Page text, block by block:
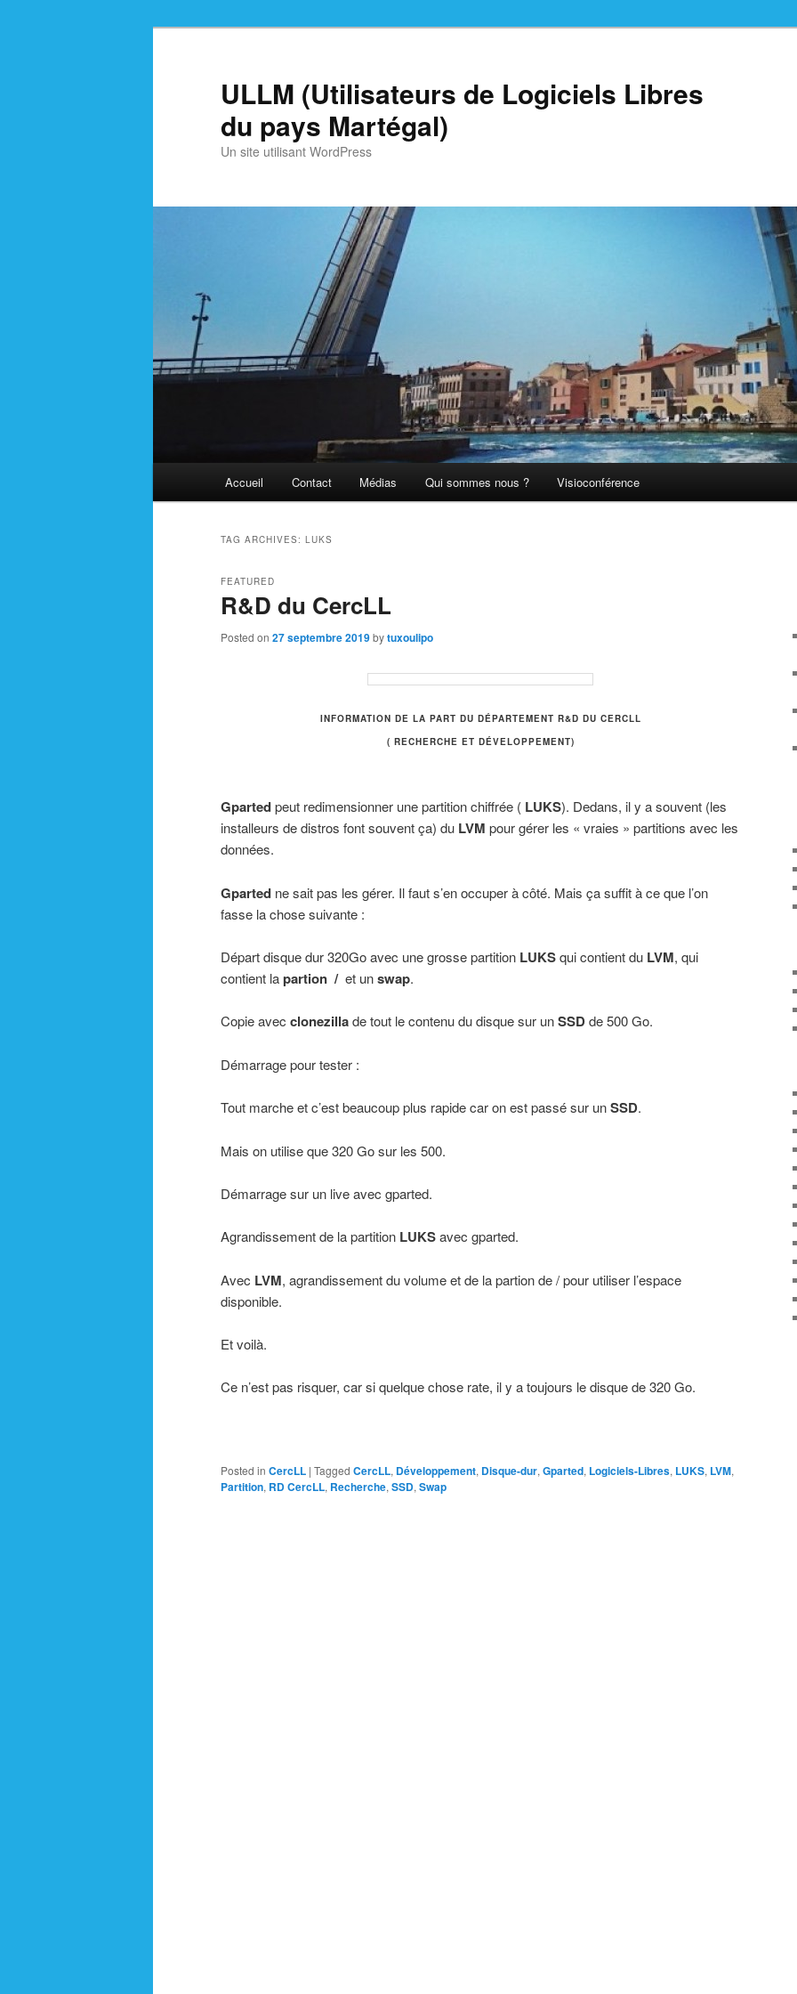
ULLM (Utilisateurs de Logiciels Libres
du pays Martégal)
Un site utilisant WordPress
Accueil Contact Médias Qui sommes nous ? Visioconférence
TAG ARCHIVES: LUKS
R&D du CercLL
FEATURED
Posted on 27 septembre 2019bytuxoulipo
INFORMATION DE LA PART DU DÉPARTEMENT R&D DU CERCLL
( RECHERCHE ET DÉVELOPPEMENT)
Gpartedpeut redimensionner une partition chiffrée ( LUKS). Dedans, il y a souvent (les
installeurs de distros font souvent ça) du LVM pour gérer les « vraies » partitions avec les
données.
Gparted ne sait pas les gérer. Il faut s’en occuper à côté. Mais ça suffit à ce que l’on
fasse la chose suivante :
Départ disque dur 320Go avec une grosse partition LUKSqui contient du LVM, qui
contient lapartion / et unswap.
Copie avec clonezillade tout le contenu du disque sur unSSDde 500 Go.
Démarrage pour tester :
Tout marche et c’est beaucoup plus rapide car on est passé sur unSSD.
Mais on utilise que 320 Go sur les 500.
Démarrage sur un live avec gparted.
Agrandissement de la partition LUKSavec gparted.
Avec LVM, agrandissement du volume et de la partion de / pour utiliser l’espace
disponible.
Et voilà.
Ce n’est pas risquer, car si quelque chose rate, il y a toujours le disque de 320 Go.
Posted in CercLL | Tagged CercLL, Développement, Disque-dur, Gparted, Logiciels-Libres, LUKS, LVM,
Partition, RD CercLL, Recherche, SSD, Swap